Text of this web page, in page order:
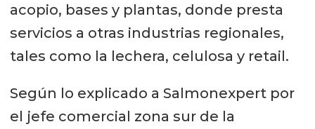
acopio, bases y plantas, donde presta
servicios a otras industrias regionales,
tales como la lechera, celulosa y retail.
Según lo explicado a Salmonexpert por
el jefe comercial zona sur de la